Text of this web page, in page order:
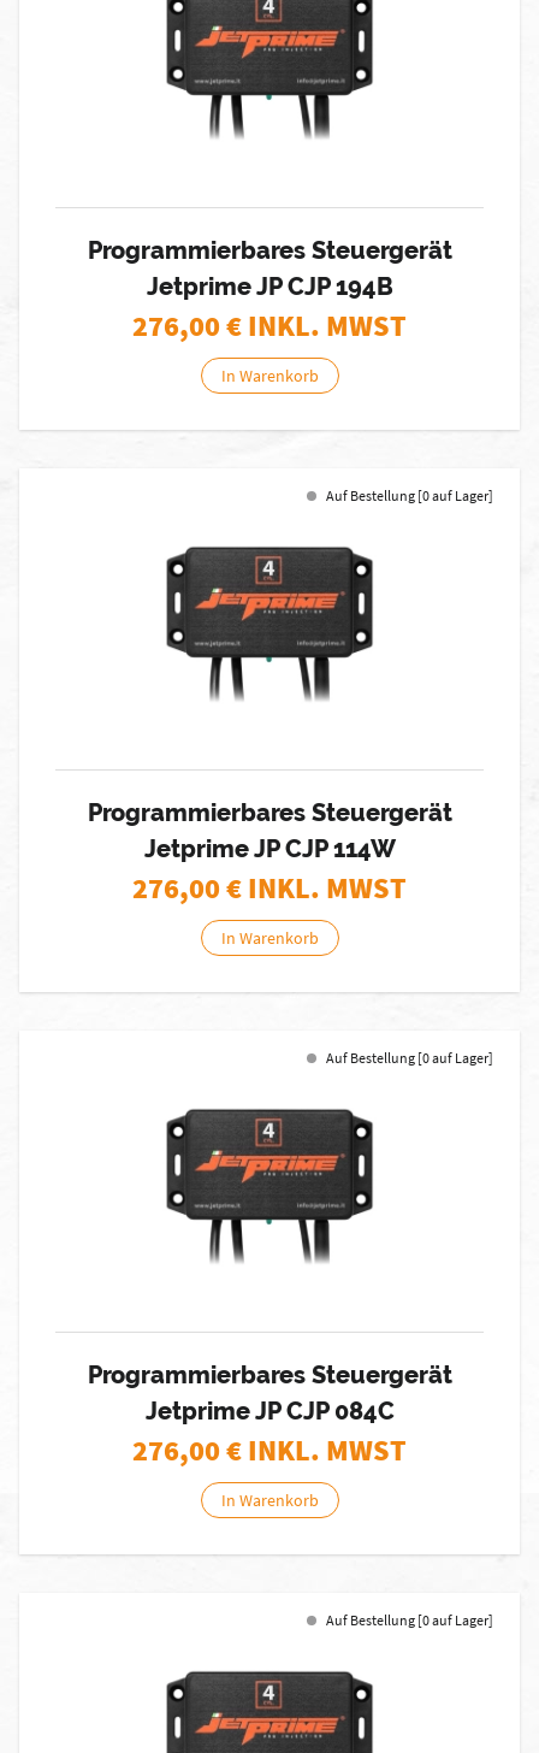
Programmierbares Steuergerät
Jetprime JP CJP 194B
276,00€ INKL. MWST
In Warenkorb
Auf Bestellung [0 auf Lager]
Programmierbares Steuergerät
Jetprime JP CJP 114W
276,00€ INKL. MWST
In Warenkorb
Auf Bestellung [0 auf Lager]
Programmierbares Steuergerät
Jetprime JP CJP 084C
276,00€ INKL. MWST
In Warenkorb
Auf Bestellung [0 auf Lager]